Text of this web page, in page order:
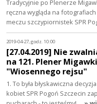
Tradycyjnie po Plenerze
ręczna wygląda na
meczu szczypiornistek SPR
2019-04-27, godz. 10:00
[27.04.2019] Nie
na 121. Plener
"Wiosennego rejsu"
1. To była błyskawiczna
kobiet SPR Pogoń Szczecin